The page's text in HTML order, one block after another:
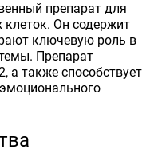
препарат для
Он содержит
ключевую роль в
Препарат
а также способствует